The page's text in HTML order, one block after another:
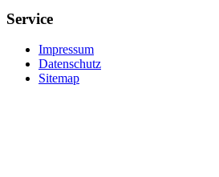
Service
Impressum
Datenschutz
Sitemap